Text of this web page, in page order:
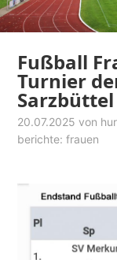
Fußball
Turnier
Sarzbüttel
20.07.2025 von
berichte: frauen